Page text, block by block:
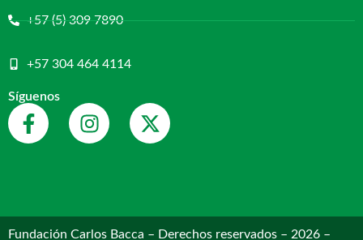
+57 (5) 309 7890
+57 304 464 4114
Síguenos
Fundación Carlos Bacca – Derechos reservados – 2026 –